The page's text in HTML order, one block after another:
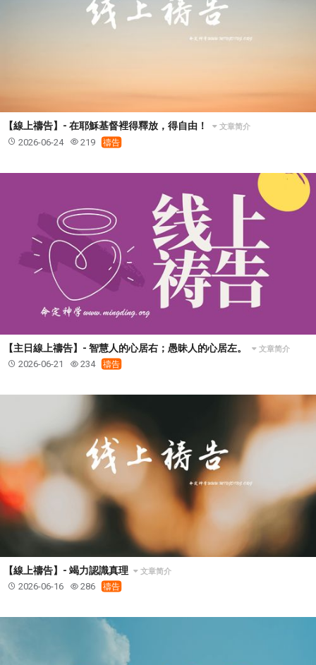
【線上禱告】- 在耶穌基督裡得釋放，得自由！ 文章简介
2026-06-24 219 禱告
【主日線上禱告】- 智慧人的心居右；愚昧人的心居左。 文章简介
2026-06-21 234 禱告
【線上禱告】- 竭力認識真理 文章简介
2026-06-16 286 禱告